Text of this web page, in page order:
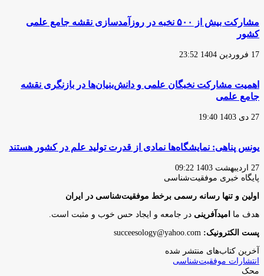
مشارکت بیش از ۵۰۰ نخبه در روزآمدسازی نقشه جامع علمی
کشور
17 فروردین 1404 23:52
اهمیت مشارکت نخبگان علمی و دانش‌بنیان‌ها در بازنگری نقشه
جامع علمی
27 دی 1403 19:40
یونس پناهی: نمایشگاه‌ها نمادی از قدرت تولید علم در کشور هستند
27 اردیبهشت 1403 09:22
پایگاه‌ خبری موفقیت‌شناسی
اولین و تنها رسانه رسمی برخط موفقیت‌شناسی در ایران
هدف ما امیدآفرینی در جامعه و ایجاد حس خوب و مثبت است.
پست الکترونیک:
آخرین کتاب‌های منتشر شده
انتشارات موفقیت‌شناسی
محک